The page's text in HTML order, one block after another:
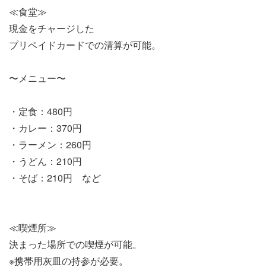
≪食堂≫
現金をチャージした
プリペイドカードでの清算が可能。
〜メニュー〜
・定食：480円
・カレー：370円
・ラーメン：260円
・うどん：210円
・そば：210円 など
≪喫煙所≫
決まった場所での喫煙が可能。
※携帯用灰皿の持参が必要。